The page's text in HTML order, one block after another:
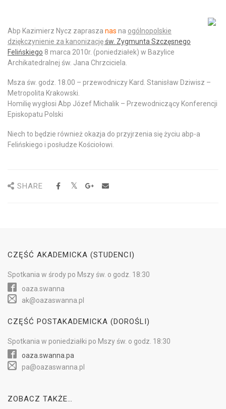
Abp Kazimierz Nycz zaprasza nas na ogólnopolskie
dziękczynienie za kanonizacjęśw. Zygmunta Szczęsnego
Felińskiego 8 marca 2010r. (poniedziałek) w Bazylice
Archikatedralnej św. Jana Chrzciciela.
Msza św. godz. 18.00 – przewodniczy Kard. Stanisław Dziwisz –
Metropolita Krakowski.
Homilię wygłosi Abp Józef Michalik – Przewodniczący Konferencji
Episkopatu Polski
Niech to będzie również okazja do przyjrzenia się życiu abp-a
Felińskiego i posłudze Kościołowi.
SHARE
CZĘŚĆ AKADEMICKA (STUDENCI)
Spotkania w środypo Mszy św. o godz. 18:30
oaza.swanna
ak@oazaswanna.pl
CZĘŚĆ POSTAKADEMICKA (DOROŚLI)
Spotkania w poniedziałki po Mszy św. o godz. 18:30
oaza.swanna.pa
pa@oazaswanna.pl
ZOBACZ TAKŻE…